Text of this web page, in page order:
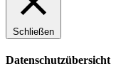
Schließen
Datenschutzübersicht